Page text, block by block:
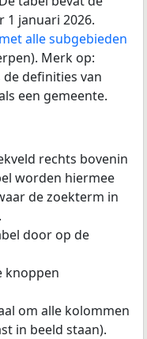
1 januari 2026.
alle subgebieden
Merk op:
definities van
een gemeente.
rechts bovenin
worden hiermee
de zoekterm in
door op de
knoppen
om alle kolommen
in beeld staan).